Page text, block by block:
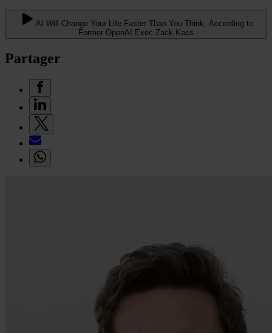
AI Will Change Your Life Faster Than You Think, According to
Former OpenAI Exec Zack Kass
Partager